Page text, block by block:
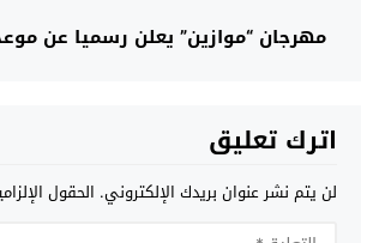
مهرجان “موازين” يعلن رسميا عن موعد
اترك تعليق
لن يتم نشر عنوان بريدك الإلكتروني. الحقول